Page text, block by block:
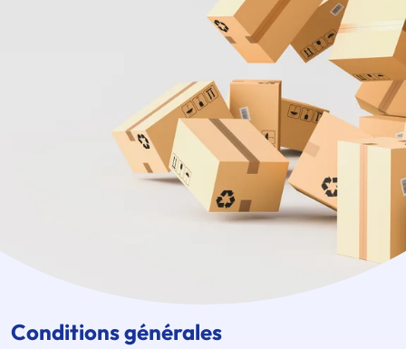
Conditions générales